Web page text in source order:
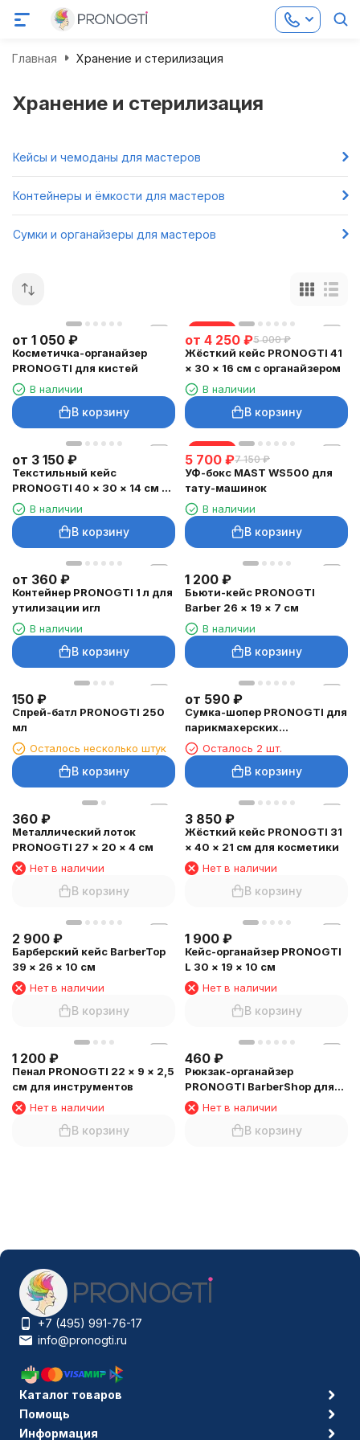
Главная Хранение и стерилизация
Хранение и стерилизация
Кейсы и чемоданы для мастеров
Контейнеры и ёмкости для мастеров
Сумки и органайзеры для мастеров
от 1 050 ₽
Косметичка-органайзер
PRONOGTI для кистей
В наличии
В корзину
скидка
от 4 250 ₽5 000 ₽
Жёсткий кейс PRONOGTI 41
× 30 × 16 см с органайзером
В наличии
В корзину
от 3 150 ₽
Текстильный кейс
PRONOGTI 40 × 30 × 14 см с
перегородками
В наличии
В корзину
скидка
5 700 ₽7 150 ₽
УФ-бокс MAST WS500 для
тату-машинок
В наличии
В корзину
от 360 ₽
Контейнер PRONOGTI 1 л для
утилизации игл
В наличии
В корзину
1 200 ₽
Бьюти-кейс PRONOGTI
Barber 26 × 19 × 7 см
В наличии
В корзину
150 ₽
Спрей-батл PRONOGTI 250
мл
Осталось несколько штук
В корзину
от 590 ₽
Сумка-шопер PRONOGTI для
парикмахерских
инструментов
Осталось 2 шт.
В корзину
360 ₽
Металлический лоток
PRONOGTI 27 × 20 × 4 см
Нет в наличии
В корзину
3 850 ₽
Жёсткий кейс PRONOGTI 31
× 40 × 21 см для косметики
Нет в наличии
В корзину
2 900 ₽
Барберский кейс BarberTop
39 × 26 × 10 см
Нет в наличии
В корзину
1 900 ₽
Кейс-органайзер PRONOGTI
L 30 × 19 × 10 см
Нет в наличии
В корзину
1 200 ₽
Пенал PRONOGTI 22 × 9 × 2,5
см для инструментов
Нет в наличии
В корзину
460 ₽
Рюкзак-органайзер
PRONOGTI BarberShop для
инструментов
Нет в наличии
В корзину
+7 (495) 991-76-17
info@pronogti.ru
Каталог товаров
Помощь
Информация